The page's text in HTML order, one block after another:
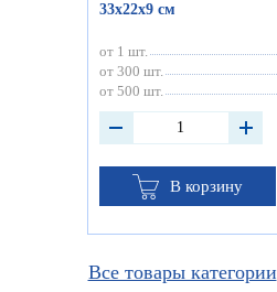
33х22х9 см
от 1 шт.
от 300 шт.
от 500 шт.
В корзину
Все товары категории